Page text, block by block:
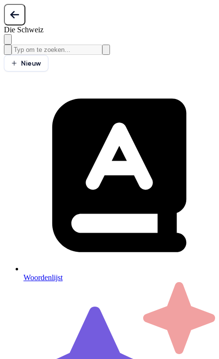
Die Schweiz
Nieuw
Woordenlijst